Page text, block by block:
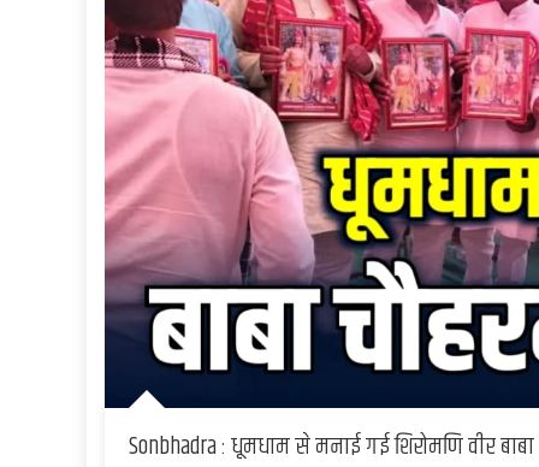
Sonbhadra : धूमधाम से मनाई गई शिरोमणि वीर